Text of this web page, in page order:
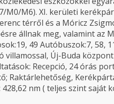
M0/M6). XI. kerületi
térről és a Móricz
állnak meg, valamint az
49 Autóbuszok:7, 58,
villamossal, Új-Buda
Recepció, 24 órás
Raktárlehetőség,
428,62 nm ( teljes szint saját